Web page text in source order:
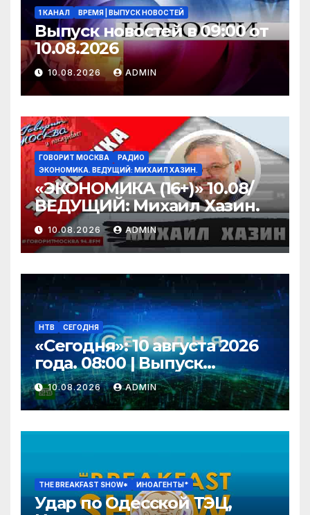
1 КАНАЛ ВРЕМЯ | ВЫПУСК НОВОСТЕЙ
Выпуск новостей в 09:00 от
10.08.2026
10.08.2026 ADMIN
ГОВОРИТ МОСКВА
РАДИО
ЭКОНОМИКА. ВЕДУЩИЙ: МИХАИЛ ХАЗИН.
«ЭКОНОМИКА (16+)» 10.08/
ВЕДУЩИЙ: Михаил Хазин.
10.08.2026 ADMIN
НТВ СЕГОДНЯ
«Сегодня»: 10 августа 2026
года. 08:00 | Выпуск
новостей | Новости НТВ
10.08.2026 ADMIN
THE BREAKFAST SHOW* ИНОАГЕНТЫ*
Удар по Одесской ТЭЦ,